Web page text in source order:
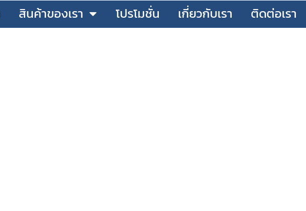
สินค้าของเรา โปรโมชั่น เกี่ยวกับเรา ติดต่อเรา